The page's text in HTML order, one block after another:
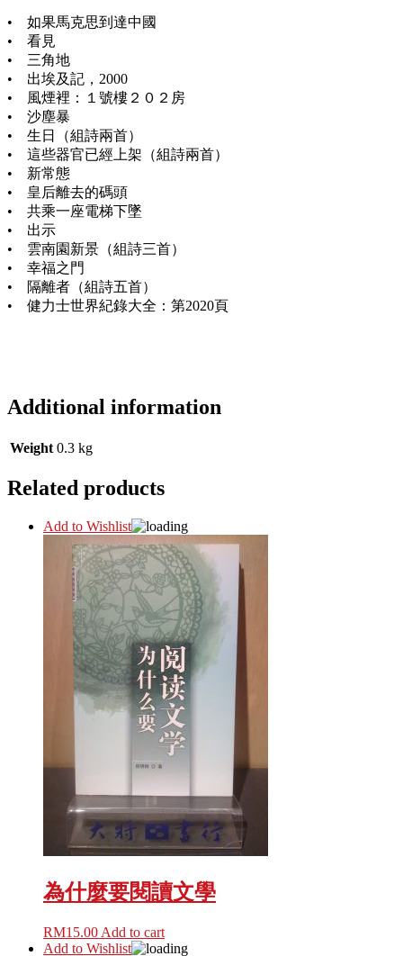
• 如果馬克思到達中國
• 看見
• 三角地
• 出埃及記，2000
• 風煙裡：１號樓２０２房
• 沙塵暴
• 生日（組詩兩首）
• 這些器官已經上架（組詩兩首）
• 新常態
• 皇后離去的碼頭
• 共乘一座電梯下墜
• 出示
• 雲南園新景（組詩三首）
• 幸福之門
• 隔離者（組詩五首）
• 健力士世界紀錄大全：第2020頁
Additional information
Weight 0.3 kg
Related products
Add to Wishlist
為什麼要閱讀文學
RM15.00 Add to cart
Add to Wishlist